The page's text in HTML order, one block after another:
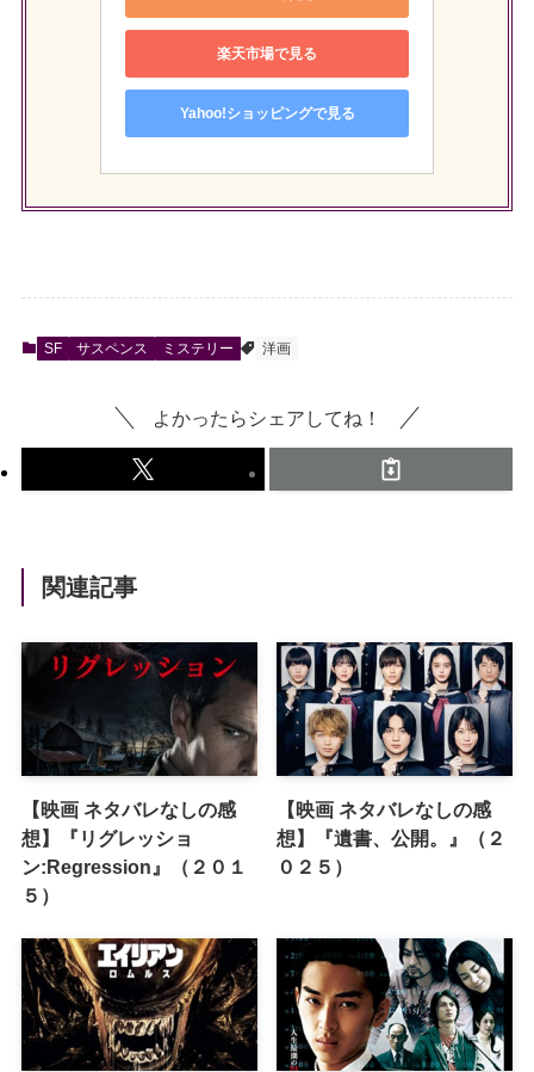
楽天市場で見る
Yahoo!ショッピングで見る
SF サスペンス ミステリー 洋画
よかったらシェアしてね！
関連記事
【映画 ネタバレなしの感
想】『リグレッショ
ン:Regression』（２０１
５）
【映画 ネタバレなしの感
想】『遺書、公開。』（２
０２５）